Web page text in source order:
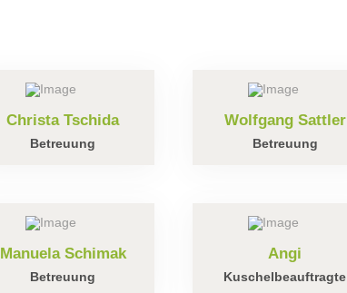
Christa Tschida
Betreuung
Wolfgang Sattler
Betreuung
Manuela Schimak
Betreuung
Angi
Kuschelbeauftragte